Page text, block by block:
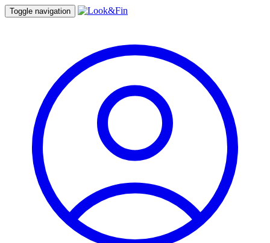
Toggle navigation